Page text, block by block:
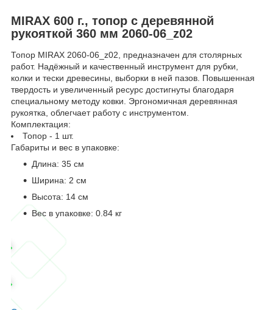
MIRAX 600 г., топор с деревянной
рукояткой 360 мм 2060-06_z02
Топор MIRAX 2060-06_z02, предназначен для столярных
работ. Надёжный и качественный инструмент для рубки,
колки и тески древесины, выборки в ней пазов. Повышенная
твердость и увеличенный ресурс достигнуты благодаря
специальному методу ковки. Эргономичная деревянная
рукоятка, облегчает работу с инструментом.
Комплектация:
Топор - 1 шт.
Габариты и вес в упаковке:
Длина: 35 см
Ширина: 2 см
Высота: 14 см
Вес в упаковке: 0.84 кг